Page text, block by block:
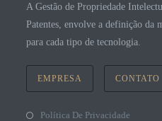
A Gestão de Propriedade
Patentes, envolve a definição da
para cada tipo de tecnologia.
EMPRESA CONTATO
Política De Privacidade